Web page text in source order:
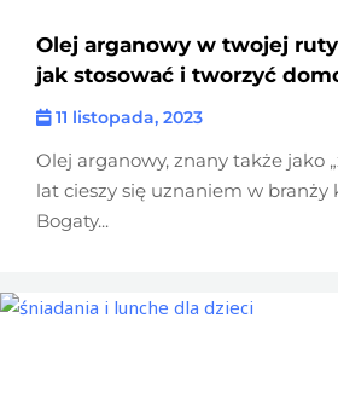
Olej arganowy w twojej
jak stosować i tworzyć
11 listopada, 2023
Olej arganowy, znany także jako
lat cieszy się uznaniem w branży
Bogaty...